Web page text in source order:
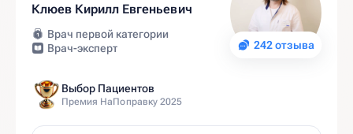
242 отзыва
Клюев Кирилл Евгеньевич
Врач первой категории
Врач-эксперт
Выбор Пациентов
Премия НаПоправку 2025